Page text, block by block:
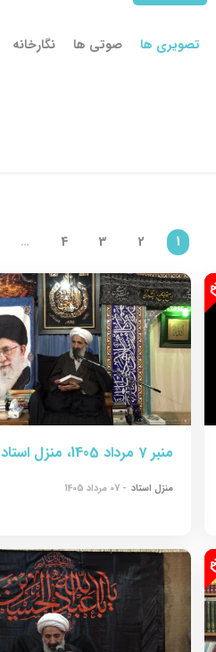
تصویری ها صوتی ها نگارخانه
1
2
3
4
…
منبر 7 مرداد 1405، منزل استاد
منزل استاد - 07 مرداد 1405